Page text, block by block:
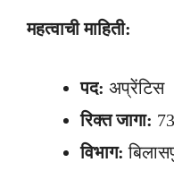
महत्वाची माहिती:
पद: अप्रेंटिस
रिक्त जागा:
विभाग: